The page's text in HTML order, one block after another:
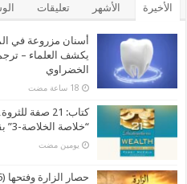
الأخيرة الأشهر تعليقات
أسنان مزروعة في
يكشف العلماء –
الخضراوي
كتاب: 21 صفة
“خلاصة الخلاصة-3” بقلم ماجد علي المزين
‏يومين مضت
حصار الزارة وفتحها (5) – بقلم صادق علي القطري